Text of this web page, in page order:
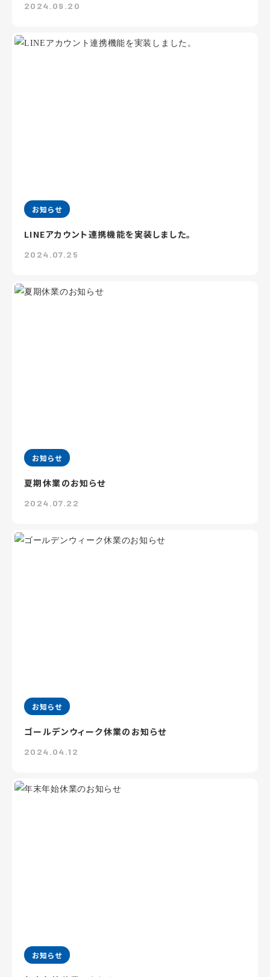
2024.09.20
お知らせ
LINEアカウント連携機能を実装しました。
2024.07.25
お知らせ
夏期休業のお知らせ
2024.07.22
お知らせ
ゴールデンウィーク休業のお知らせ
2024.04.12
お知らせ